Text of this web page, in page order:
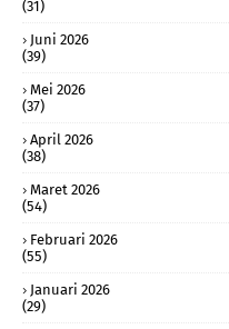
(31)
Juni 2026
(39)
Mei 2026
(37)
April 2026
(38)
Maret 2026
(54)
Februari 2026
(55)
Januari 2026
(29)